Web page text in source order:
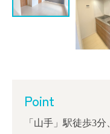
Point
「山手」駅徒歩3